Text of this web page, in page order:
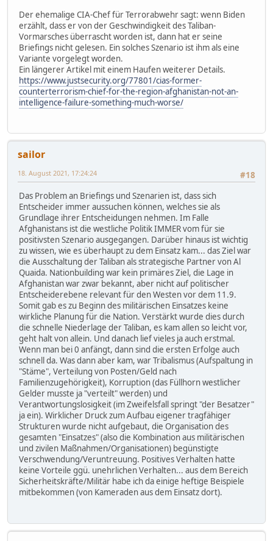
Der ehemalige CIA-Chef für Terrorabwehr sagt: wenn Biden
erzählt, dass er von der Geschwindigkeit des Taliban-
Vormarsches überrascht worden ist, dann hat er seine
Briefings nicht gelesen. Ein solches Szenario ist ihm als eine
Variante vorgelegt worden.
Ein längerer Artikel mit einem Haufen weiterer Details.
https://www.justsecurity.org/77801/cias-former-
counterterrorism-chief-for-the-region-afghanistan-not-an-
intelligence-failure-something-much-worse/
sailor
#18
18. August 2021, 17:24:24
Das Problem an Briefings und Szenarien ist, dass sich
Entscheider immer aussuchen können, welches sie als
Grundlage ihrer Entscheidungen nehmen. Im Falle
Afghanistans ist die westliche Politik IMMER vom für sie
positivsten Szenario ausgegangen. Darüber hinaus ist wichtig
zu wissen, wie es überhaupt zu dem Einsatz kam... das Ziel war
die Ausschaltung der Taliban als strategische Partner von Al
Quaida. Nationbuilding war kein primäres Ziel, die Lage in
Afghanistan war zwar bekannt, aber nicht auf politischer
Entscheiderebene relevant für den Westen vor dem 11.9.
Somit gab es zu Beginn des militärischen Einsatzes keine
wirkliche Planung für die Nation. Verstärkt wurde dies durch
die schnelle Niederlage der Taliban, es kam allen so leicht vor,
geht halt von allein. Und danach lief vieles ja auch erstmal.
Wenn man bei 0 anfängt, dann sind die ersten Erfolge auch
schnell da. Was dann aber kam, war Tribalismus (Aufspaltung in
"Stäme", Verteilung von Posten/Geld nach
Familienzugehörigkeit), Korruption (das Füllhorn westlicher
Gelder musste ja "verteilt" werden) und
Verantwortungslosigkeit (im Zweifelsfall springt "der Besatzer"
ja ein). Wirklicher Druck zum Aufbau eigener tragfähiger
Strukturen wurde nicht aufgebaut, die Organisation des
gesamten "Einsatzes" (also die Kombination aus militärischen
und zivilen Maßnahmen/Organisationen) begünstigte
Verschwendung/Veruntreuung. Positives Verhalten hatte
keine Vorteile ggü. unehrlichen Verhalten... aus dem Bereich
Sicherheitskräfte/Militär habe ich da einige heftige Beispiele
mitbekommen (von Kameraden aus dem Einsatz dort).